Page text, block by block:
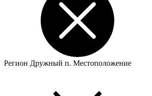
Регион Дружный п. Местоположение